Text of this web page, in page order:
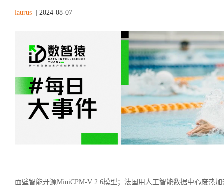
laurus 2024-08-07
面壁智能开源MiniCPM-V 2.6模型；法国用人工智能数据中心废热